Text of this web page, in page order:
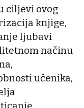
ciljevi ovog
knjige,
ljubavi
načinu
učenika,